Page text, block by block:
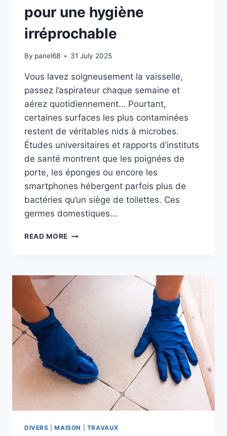
pour une hygiène
irréprochable
By panel68 31 July 2025
Vous lavez soigneusement la vaisselle,
passez l’aspirateur chaque semaine et
aérez quotidiennement… Pourtant,
certaines surfaces les plus contaminées
restent de véritables nids à microbes.
Études universitaires et rapports d’instituts
de santé montrent que les poignées de
porte, les éponges ou encore les
smartphones hébergent parfois plus de
bactéries qu’un siège de toilettes. Ces
germes domestiques…
READ MORE SURFACES
DANS
UNE
COMPLET
POUR
UNE
HYGIÈNE
IRRÉPROCHABLE
DIVERS |MAISON TRAVAUX